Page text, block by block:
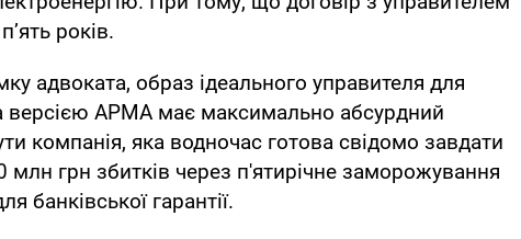
років.
адвоката, образ ідеального управителя для
версією АРМА має максимально абсурдний
компанія, яка водночас готова свідомо завдати
млн грн збитків через п'ятирічне заморожування
банківської гарантії.